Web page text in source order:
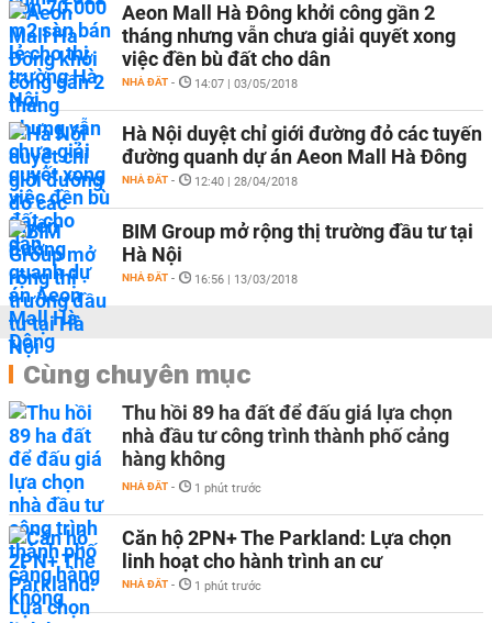
Aeon Mall Hà Đông khởi công gần 2
tháng nhưng vẫn chưa giải quyết xong
việc đền bù đất cho dân
NHÀ ĐẤT - 14:07 | 03/05/2018
Hà Nội duyệt chỉ giới đường đỏ các tuyến
đường quanh dự án Aeon Mall Hà Đông
NHÀ ĐẤT - 12:40 | 28/04/2018
BIM Group mở rộng thị trường đầu tư tại
Hà Nội
NHÀ ĐẤT - 16:56 | 13/03/2018
Cùng chuyên mục
Thu hồi 89 ha đất để đấu giá lựa chọn
nhà đầu tư công trình thành phố cảng
hàng không
NHÀ ĐẤT - 1 phút trước
Căn hộ 2PN+ The Parkland: Lựa chọn
linh hoạt cho hành trình an cư
NHÀ ĐẤT - 1 phút trước